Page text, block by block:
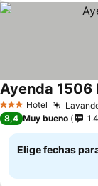
3 Estrellas
Hotel
Ayenda 1506
8,4 Muy bueno
Elige fechas